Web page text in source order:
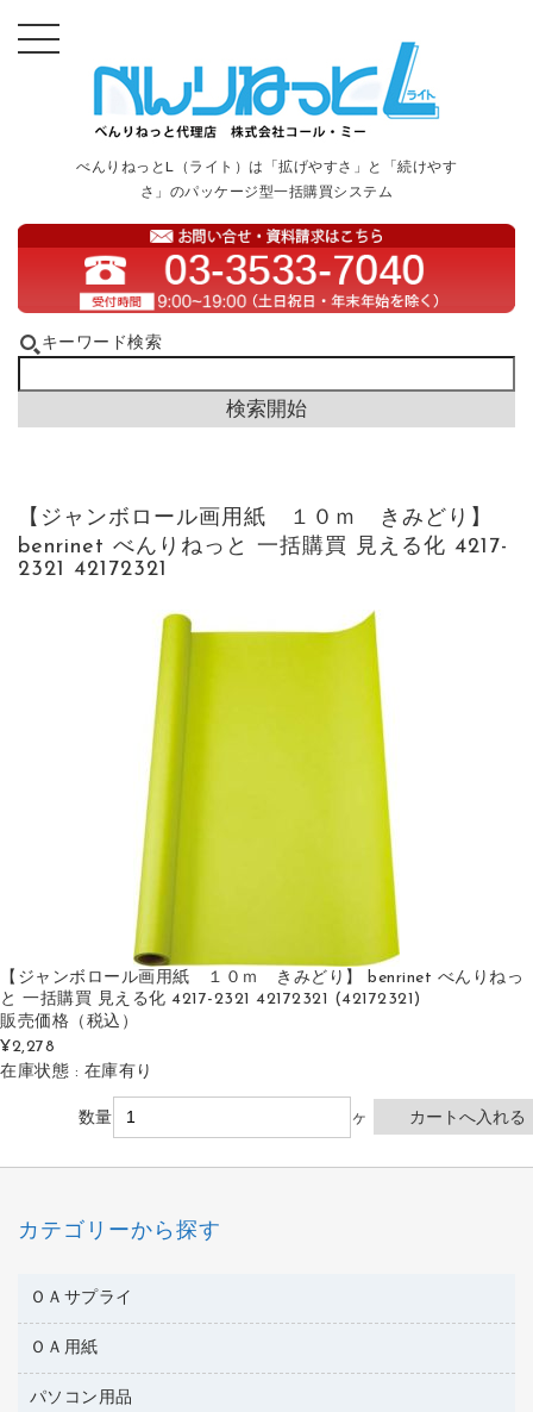
べんりねっとL（ライト）は「拡げやすさ」と「続けやす
さ」のパッケージ型一括購買システム
キーワード検索
【ジャンボロール画用紙 １０ｍ きみどり】
benrinet べんりねっと 一括購買 見える化 4217-
2321 42172321
【ジャンボロール画用紙 １０ｍ きみどり】 benrinet べんりねっ
と 一括購買 見える化 4217-2321 42172321 (42172321)
販売価格 （税込）
¥2,278
在庫状態 : 在庫有り
数量 ヶ
カテゴリーから探す
ＯＡサプライ
互換インクカートリッジ
ワープロリボン
ＯＡ用紙
名刺用紙
パソコン用品